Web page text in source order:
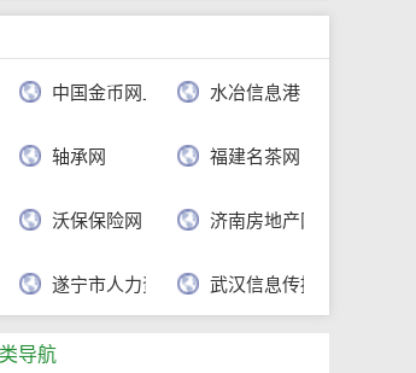
文网中国金币网上商城官网水冶信息港
轴承网 福建名茶网
沃保保险网 济南房地产网
共服务平台
遂宁市人力资源和社会保障局武汉信息传播职业技术学
导航